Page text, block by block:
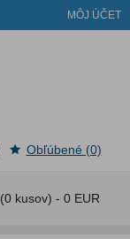
MÔJ ÚČET
(0 kusov) - 0 EUR
Obľúbené (0)